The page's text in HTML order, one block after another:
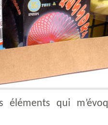
éléments qui